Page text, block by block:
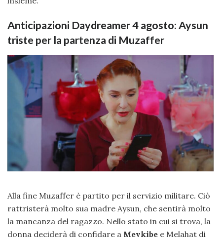
Anticipazioni Daydreamer 4 agosto: Aysun
triste per la partenza di Muzaffer
Alla fine Muzaffer è partito per il servizio militare. Ciò
rattristerà molto sua madre Aysun, che sentirà molto
la mancanza del ragazzo. Nello stato in cui si trova, la
donna deciderà di confidare a Mevkibe e Melahat di